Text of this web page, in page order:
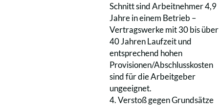
Schnitt sind Arbeitnehmer 4,9
Jahre in einem Betrieb –
Vertragswerke mit 30 bis über
40 Jahren Laufzeit und
entsprechend hohen
Provisionen/Abschlusskosten
sind für die Arbeitgeber
ungeeignet.
4. Verstoß gegen Grundsätze